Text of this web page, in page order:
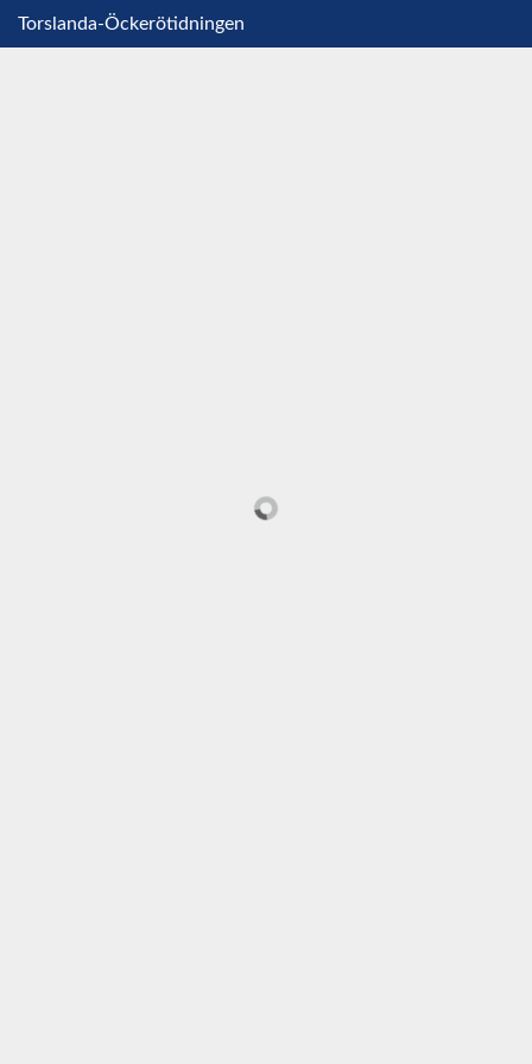
Torslanda-Öckerötidningen